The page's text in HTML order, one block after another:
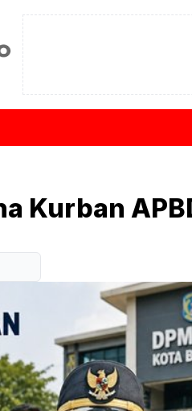
Kurban